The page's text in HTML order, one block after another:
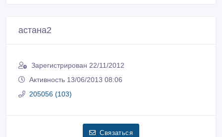
астана2
Зарегистрирован 22/11/2012
Активность 13/06/2013 08:06
205056 (103)
Связаться